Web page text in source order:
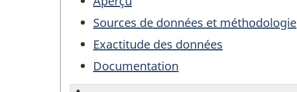
Sources de données et méthodologie
Exactitude des données
Documentation